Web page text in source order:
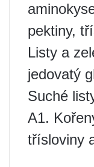
pektiny,
Listy a
jedovatý
Suché
A1.
třísloviny